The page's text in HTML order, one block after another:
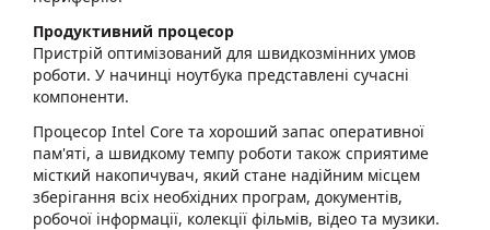
Продуктивний процесор
Пристрій оптимізований для швидкозмінних умов
роботи. У начинці ноутбука представлені сучасні
компоненти.
Процесор Intel Core та хороший запас оперативної
пам'яті, а швидкому темпу роботи також сприятиме
місткий накопичувач, який стане надійним місцем
зберігання всіх необхідних програм, документів,
робочої інформації, колекції фільмів, відео та музики.